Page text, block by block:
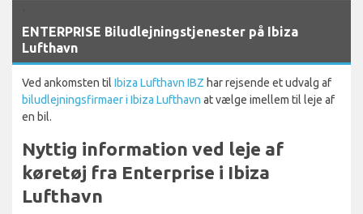
ENTERPRISE Biludlejningstjenester på Ibiza
Lufthavn
Ved ankomsten til Ibiza Lufthavn IBZ har rejsende et udvalg af
biludlejningsfirmaer i Ibiza Lufthavn at vælge imellem til leje af
en bil.
Nyttig information ved leje af
køretøj fra Enterprise i Ibiza
Lufthavn